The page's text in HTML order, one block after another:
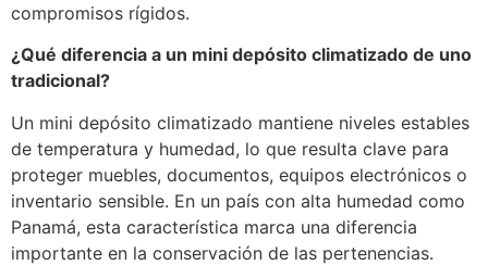
compromisos rígidos.
¿Qué diferencia a un mini depósito climatizado de uno
tradicional?
Un mini depósito climatizado mantiene niveles estables
de temperatura y humedad, lo que resulta clave para
proteger muebles, documentos, equipos electrónicos o
inventario sensible. En un país con alta humedad como
Panamá, esta característica marca una diferencia
importante en la conservación de las pertenencias.